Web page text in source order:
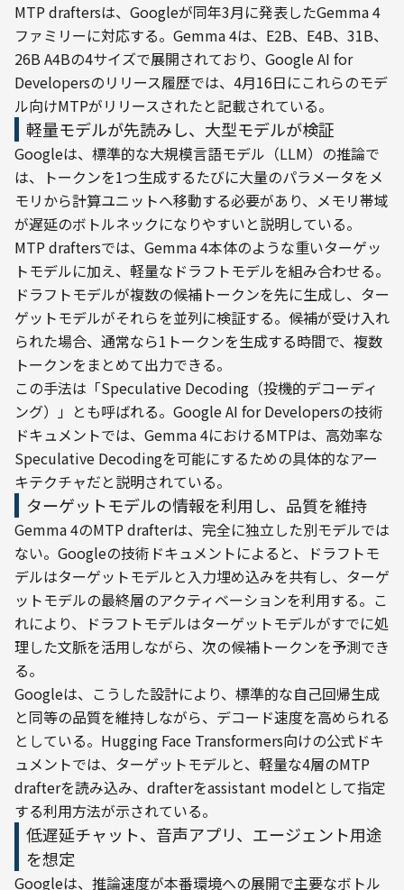
MTP draftersは、Googleが同年3月に発表したGemma 4
ファミリーに対応する。Gemma 4は、E2B、E4B、31B、
26B A4Bの4サイズで展開されており、Google AI for
Developersのリリース履歴では、4月16日にこれらのモデ
ル向けMTPがリリースされたと記載されている。
軽量モデルが先読みし、大型モデルが検証
Googleは、標準的な大規模言語モデル（LLM）の推論で
は、トークンを1つ生成するたびに大量のパラメータをメ
モリから計算ユニットへ移動する必要があり、メモリ帯域
が遅延のボトルネックになりやすいと説明している。
MTP draftersでは、Gemma 4本体のような重いターゲッ
トモデルに加え、軽量なドラフトモデルを組み合わせる。
ドラフトモデルが複数の候補トークンを先に生成し、ター
ゲットモデルがそれらを並列に検証する。候補が受け入れ
られた場合、通常なら1トークンを生成する時間で、複数
トークンをまとめて出力できる。
この手法は「Speculative Decoding（投機的デコーディ
ング）」とも呼ばれる。Google AI for Developersの技術
ドキュメントでは、Gemma 4におけるMTPは、高効率な
Speculative Decodingを可能にするための具体的なアー
キテクチャだと説明されている。
ターゲットモデルの情報を利用し、品質を維持
Gemma 4のMTP drafterは、完全に独立した別モデルでは
ない。Googleの技術ドキュメントによると、ドラフトモ
デルはターゲットモデルと入力埋め込みを共有し、ターゲ
ットモデルの最終層のアクティベーションを利用する。こ
れにより、ドラフトモデルはターゲットモデルがすでに処
理した文脈を活用しながら、次の候補トークンを予測でき
る。
Googleは、こうした設計により、標準的な自己回帰生成
と同等の品質を維持しながら、デコード速度を高められる
としている。Hugging Face Transformers向けの公式ドキ
ュメントでは、ターゲットモデルと、軽量な4層のMTP
drafterを読み込み、drafterをassistant modelとして指定
する利用方法が示されている。
低遅延チャット、音声アプリ、エージェント用途
を想定
Googleは、推論速度が本番環境への展開で主要なボトル